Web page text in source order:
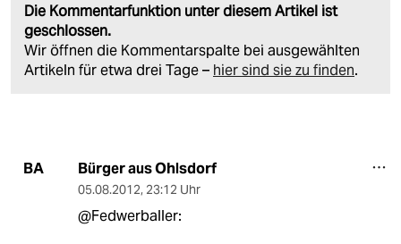
Die Kommentarfunktion unter diesem Artikel ist
geschlossen.
Wir öffnen die Kommentarspalte bei ausgewählten
Artikeln für etwa drei Tage – hier sind sie zu finden.
BA Bürger aus Ohlsdorf
05.08.2012, 23:12 Uhr
@Fedwerballer: